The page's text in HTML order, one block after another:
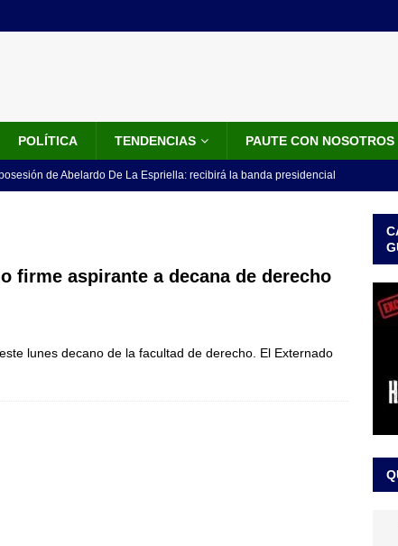
POLÍTICA TENDENCIAS PAUTE CON NOSOTROS
de Abelardo De La Espriella: recibirá la banda presidencial
no asistirá a la posesión de Abelardo de la Espriella y llama a
LO ÚLTIMO
de un sastre colombiano reconocido en el mundo
firme aspirante a decana de derecho
lunes decano de la facultad de derecho. El Externado